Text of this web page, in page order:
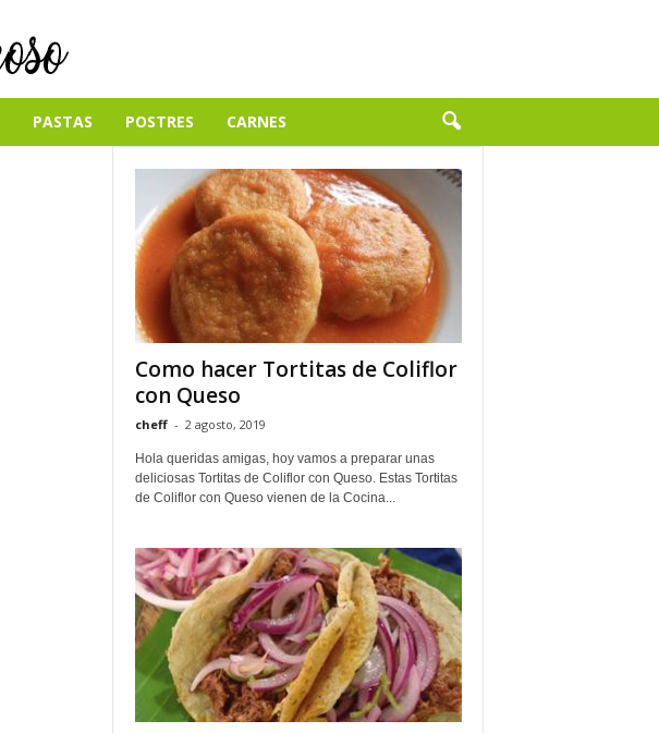
PASTAS POSTRES CARNES
Como hacer Tortitas de Coliflor
con Queso
cheff - 2 agosto, 2019
Hola queridas amigas, hoy vamos a preparar unas
deliciosas Tortitas de Coliflor con Queso. Estas Tortitas
de Coliflor con Queso vienen de la Cocina...